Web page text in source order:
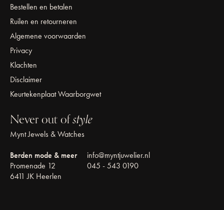
Bestellen en betalen
Ruilen en retourneren
Algemene voorwaarden
Privacy
Klachten
Disclaimer
Keurtekenplaat Waarborgwet
Never out ofstyle
Mynt Jewels & Watches
Berden mode & meer
Promenade 12
6411 JK Heerlen
info@myntjuwelier.nl
045 - 543 0190